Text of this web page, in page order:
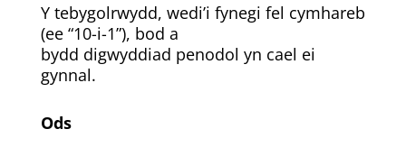
Y tebygolrwydd, wedi’i fynegi fel cymhareb
(ee “10-i-1”), bod a
bydd digwyddiad penodol yn cael ei
gynnal.
Ods